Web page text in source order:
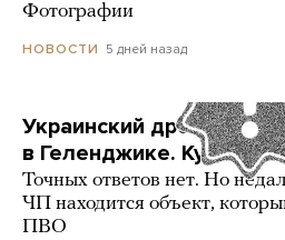
Фотографии
НОВОСТИ 5 дней назад
Украинский дрон попал
в Геленджике. Куда он
Точных ответов нет. Но
ЧП находится объект,
ПВО